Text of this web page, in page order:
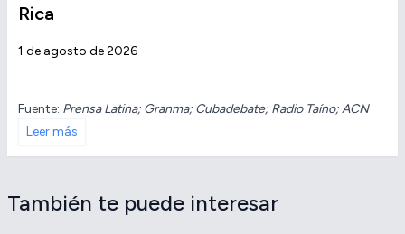
Rica
1 de agosto de 2026
Fuente: Prensa Latina; Granma; Cubadebate; Radio Taíno; ACN
Leer más
También te puede interesar